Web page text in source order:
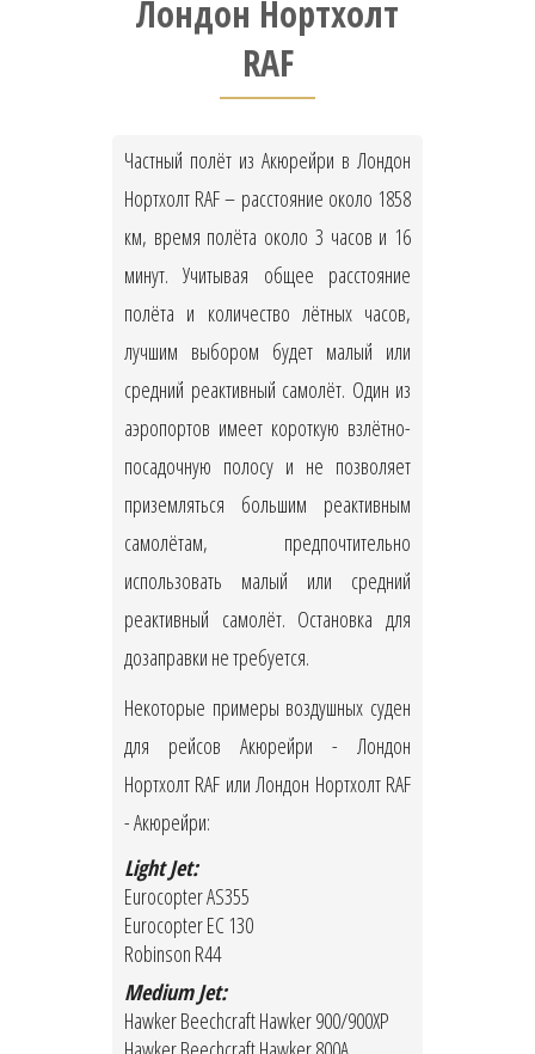
Лондон Нортхолт
RAF
Частный полёт из Акюрейри в Лондон
Нортхолт RAF – расстояние около 1858
км, время полёта около 3 часов и 16
минут. Учитывая общее расстояние
полёта и количество лётных часов,
лучшим выбором будет малый или
средний реактивный самолёт. Один из
аэропортов имеет короткую взлётно-
посадочную полосу и не позволяет
приземляться большим реактивным
самолётам, предпочтительно
использовать малый или средний
реактивный самолёт. Остановка для
дозаправки не требуется.
Некоторые примеры воздушных суден
для рейсов Акюрейри - Лондон
Нортхолт RAF или Лондон Нортхолт RAF
- Акюрейри:
Light Jet:
Eurocopter AS355
Eurocopter EC 130
Robinson R44
Medium Jet:
Hawker Beechcraft Hawker 900/900XP